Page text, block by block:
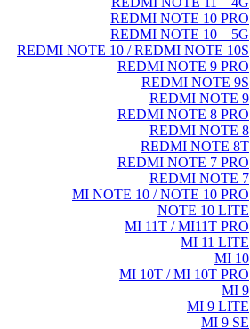
REDMI NOTE 10 PRO
REDMI NOTE 10 – 5G
REDMI NOTE 10 / REDMI NOTE 10S
REDMI NOTE 9 PRO
REDMI NOTE 9S
REDMI NOTE 9
REDMI NOTE 8 PRO
REDMI NOTE 8
REDMI NOTE 8T
REDMI NOTE 7 PRO
REDMI NOTE 7
MI NOTE 10 / NOTE 10 PRO
NOTE 10 LITE
MI 11T / MI11T PRO
MI 11 LITE
MI 10
MI 10T / MI 10T PRO
MI 9
MI 9 LITE
MI 9 SE